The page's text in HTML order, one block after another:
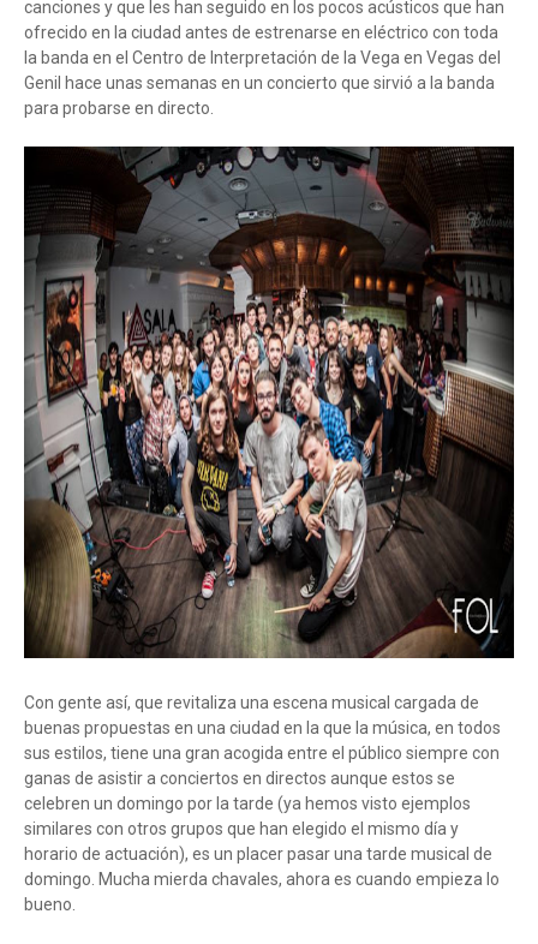
canciones y que les han seguido en los pocos acústicos que han
ofrecido en la ciudad antes de estrenarse en eléctrico con toda
la banda en el Centro de Interpretación de la Vega en Vegas del
Genil hace unas semanas en un concierto que sirvió a la banda
para probarse en directo.
Con gente así, que revitaliza una escena musical cargada de
buenas propuestas en una ciudad en la que la música, en todos
sus estilos, tiene una gran acogida entre el público siempre con
ganas de asistir a conciertos en directos aunque estos se
celebren un domingo por la tarde (ya hemos visto ejemplos
similares con otros grupos que han elegido el mismo día y
horario de actuación), es un placer pasar una tarde musical de
domingo. Mucha mierda chavales, ahora es cuando empieza lo
bueno.